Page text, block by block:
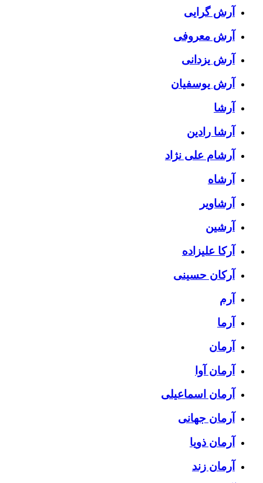
آرش گرایی
آرش معروفی
آرش یزدانی
آرش یوسفیان
آرشا
آرشا رادین
آرشام علی نژاد
آرشاه
آرشاویر
آرشین
آرکا علیزاده
آرکان حسینی
آرم
آرما
آرمان
آرمان آوا
آرمان اسماعیلی
آرمان جهانی
آرمان ذویا
آرمان زند